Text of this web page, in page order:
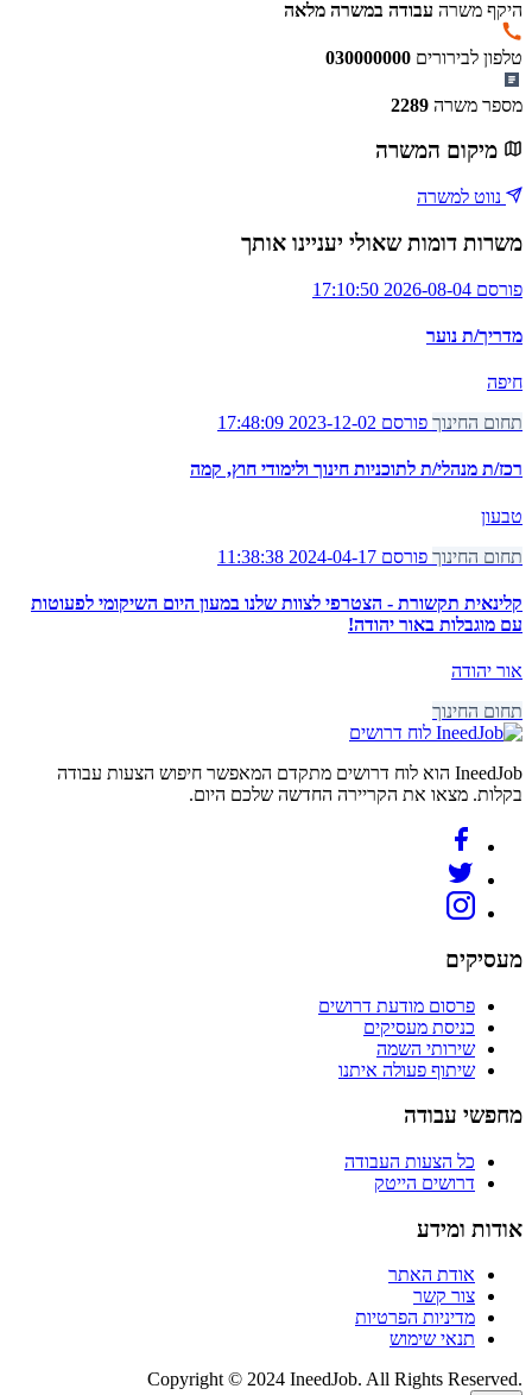
היקף משרה עבודה במשרה מלאה
טלפון לבירורים 030000000
מספר משרה 2289
מיקום המשרה
נווט למשרה
משרות דומות שאולי יעניינו אותך
פורסם 2026-08-04 17:10:50
מדריך/ת נוער
חיפה
תחום החינוך פורסם 2023-12-02 17:48:09
רכז/ת מנהלי/ת לתוכניות חינוך ולימודי חוץ, קמה
טבעון
תחום החינוך פורסם 2024-04-17 11:38:38
קלינאית תקשורת - הצטרפי לצוות שלנו במעון היום השיקומי לפעוטות
עם מוגבלות באור יהודה!
אור יהודה
תחום החינוך
לוח דרושים
IneedJob הוא לוח דרושים מתקדם המאפשר חיפוש הצעות עבודה
בקלות. מצאו את הקריירה החדשה שלכם היום.
מעסיקים
פרסום מודעת דרושים
כניסת מעסיקים
שירותי השמה
שיתוף פעולה איתנו
מחפשי עבודה
כל הצעות העבודה
דרושים הייטק
אודות ומידע
אודת האתר
צור קשר
מדיניות הפרטיות
תנאי שימוש
Copyright © 2024 IneedJob. All Rights Reserved.